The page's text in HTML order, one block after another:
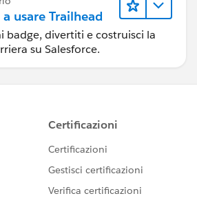
usare Trailhead
badge, divertiti e costruisci la
su Salesforce.